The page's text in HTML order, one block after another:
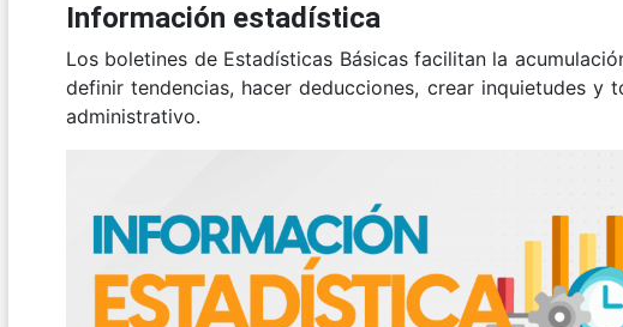
Información estadística
Los boletines de Estadísticas Básicas facilitan la
definir tendencias, hacer deducciones, crear inquietudes y
administrativo.